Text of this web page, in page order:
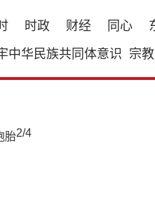
时政 财经 同心
中华民族共同体意识 宗教
2/4